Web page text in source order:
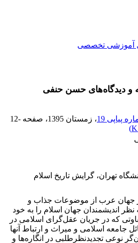
آموزشی تخصصی
و دیدگاه‌های حسن حنفی
، زمستان 1395 ، صفحه 12-
)
تهران، گرایش تاریخ اسلام
جهان عرب از موضوعات جذاب و
اندیشمندان جهان اسلام را به خود
که در جریان عقل‌گرای اسلامی در
اسلامی و میراث و ارتباط آنها
نوعی تجدیدنظرطلبی در انگاره‌ها و